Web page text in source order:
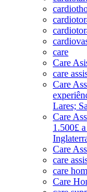
care
Care
care
Care
Lares;
Care
1.500£
Care
care
care
Care